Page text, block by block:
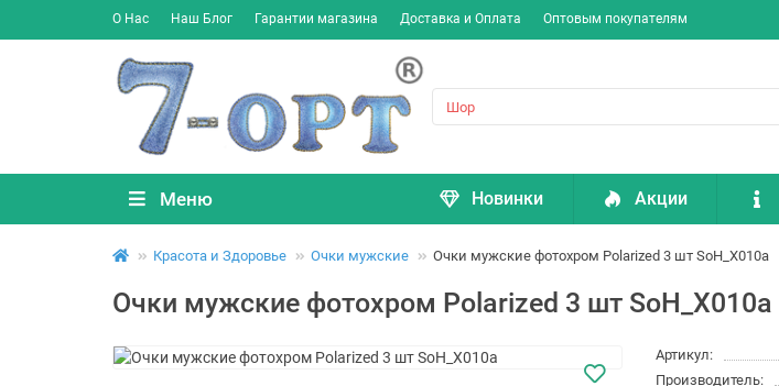
О Нас Наш Блог Гарантии магазина Доставка и Оплата Оптовым покупателям
Меню Новинки Акции
Красота и Здоровье Очки мужские Очки мужские фотохром Polarized 3 шт SoH_X010a
Очки мужские фотохром Polarized 3 шт SoH_X010a
Артикул:
Производитель: